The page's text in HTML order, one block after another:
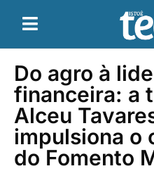
Do agro à
financeira: a
Alceu
impulsiona o
do Fomento